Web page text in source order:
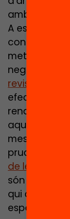
amb l’escola’’.
A escala
consens: Si
metaanàlisi
negatiu,
revisió de
efectes
rendiment
aquest
mesura de
prudents en
de les
són
qui
espanyol,